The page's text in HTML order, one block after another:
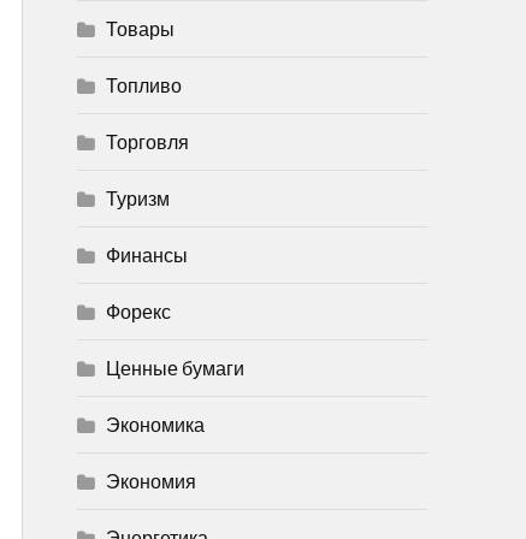
Товары
Топливо
Торговля
Туризм
Финансы
Форекс
Ценные бумаги
Экономика
Экономия